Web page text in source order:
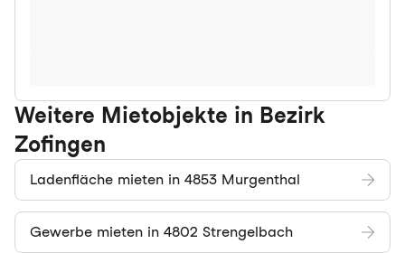
Weitere Mietobjekte in Bezirk
Zofingen
Ladenfläche mieten in 4853 Murgenthal
Gewerbe mieten in 4802 Strengelbach